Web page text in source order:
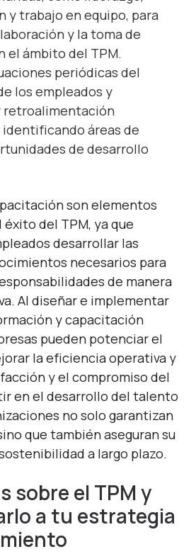
y trabajo en equipo, para
y la toma de
el ámbito del TPM.
periódicas del
los empleados y
retroalimentación
áreas de
de desarrollo
son elementos
del TPM, ya que
desarrollar las
necesarios para
de manera
Al diseñar e implementar
y capacitación
pueden potenciar el
la eficiencia operativa y
y el compromiso del
en el desarrollo del talento
no solo garantizan
que también aseguran su
a largo plazo.
sobre el TPM y
a tu estrategia